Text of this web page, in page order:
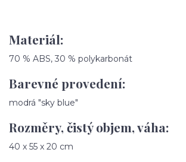
Materiál:
70 % ABS, 30 % polykarbonát
Barevné provedení:
modrá "sky blue"
Rozměry, čistý objem, váha:
40 x 55 x 20 cm